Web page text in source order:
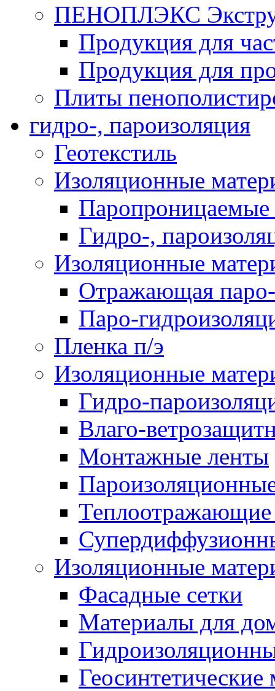
ПЕНОПЛЭКС
Продукция для
Продукция для
Плиты
гидро-, пароизоляция
Геотекстиль
Изоляционные
Гидро-,
Изоляционные
Отражающая
Паро-
Пленка п/э
Изоляционные
Гидро-
Влаго-
Монтажные ленты
Теплоотражающие
Изоляционные
Фасадные сетки
Материалы для
Геосинтетические